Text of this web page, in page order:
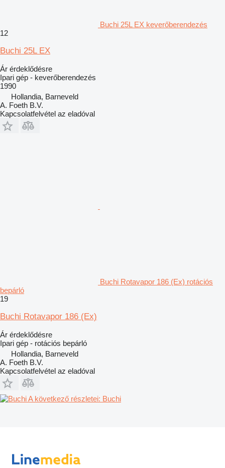
Buchi 25L EX keverőberendezés
12
Buchi 25L EX
Ár érdeklődésre
Ipari gép - keverőberendezés
1990
Hollandia, Barneveld
A. Foeth B.V.
Kapcsolatfelvétel az eladóval
Buchi Rotavapor 186 (Ex) rotációs
bepárló
19
Buchi Rotavapor 186 (Ex)
Ár érdeklődésre
Ipari gép - rotációs bepárló
Hollandia, Barneveld
A. Foeth B.V.
Kapcsolatfelvétel az eladóval
A következő részletei: Buchi